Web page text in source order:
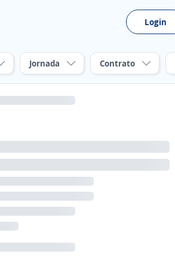
Login
Jornada Contrato